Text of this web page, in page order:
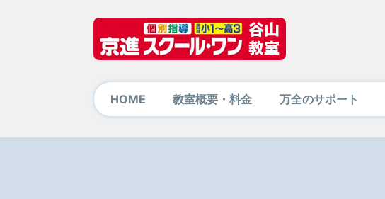
HOME 教室概要・料金 万全のサポート